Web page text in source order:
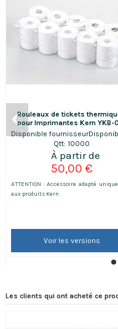
Rouleaux de tickets
pour Imprimantes Kern YKB-
Disponible fournisseur
Qtt: 10000
50,00 €
ATTENTION : Accessoire adapté
aux produits Kern
Voir les versions
Les clients qui ont acheté ce